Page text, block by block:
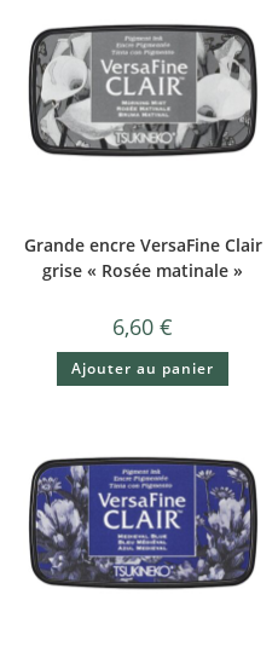
Grande encre VersaFine Clair
grise « Rosée matinale »
6,60€
Ajouter au panier